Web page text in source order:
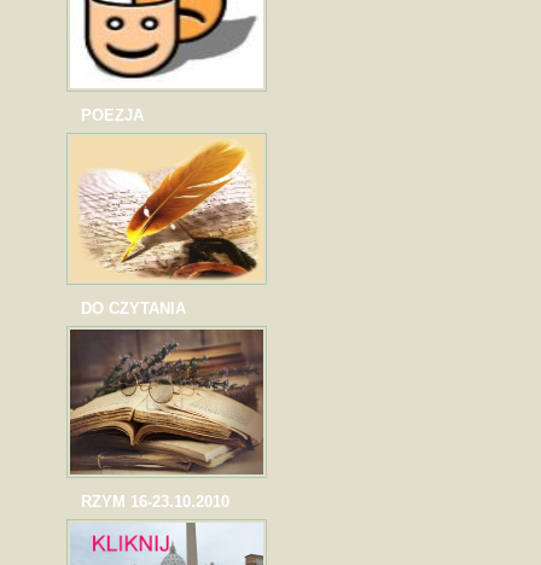
POEZJA
DO CZYTANIA
RZYM 16-23.10.2010